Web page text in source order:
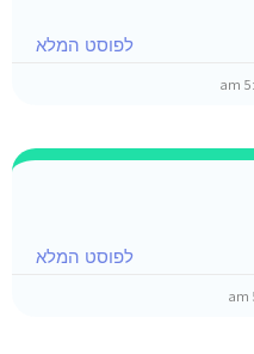
לפוסט המלא
לפוסט המלא